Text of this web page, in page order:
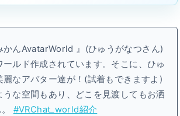
かんAvatarWorld 』(ひゅうがなつさん)
ールド作成されています。そこに、ひゅ
麗なアバター達が！(試着もできますよ)
な空間もあり、どこを見渡してもお洒
#VRChat_world紹介